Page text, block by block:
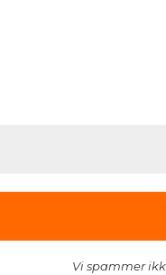
Vi spammer